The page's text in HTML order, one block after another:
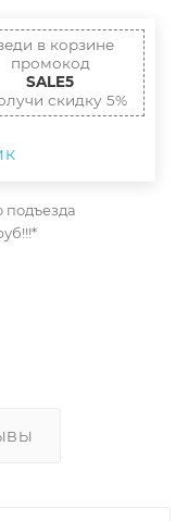
в корзине
промокод
SALE5
скидку 5%
подъезда